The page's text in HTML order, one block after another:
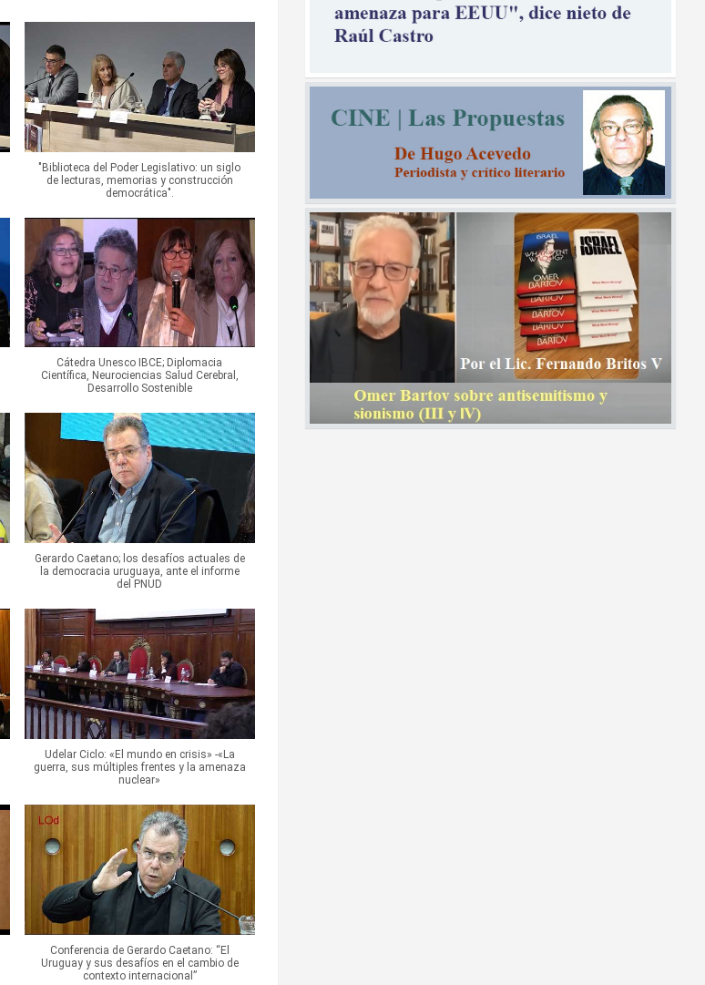
"Biblioteca del Poder Legislativo: un siglo
de lecturas, memorias y construcción
democrática".
Cátedra Unesco IBCE; Diplomacia
Científica, Neurociencias Salud Cerebral,
Desarrollo Sostenible
Gerardo Caetano; los desafíos actuales de
la democracia uruguaya, ante el informe
del PNUD
Udelar Ciclo: «El mundo en crisis» -«La
guerra, sus múltiples frentes y la amenaza
nuclear»
Conferencia de Gerardo Caetano: “El
Uruguay y sus desafíos en el cambio de
contexto internacional”